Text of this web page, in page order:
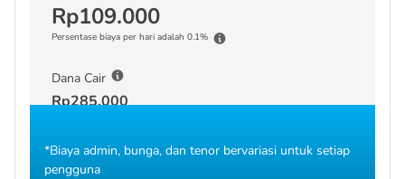
Rp109.000
Persentase biaya per hari adalah 0.1%
Dana Cair
Rp285.000
*Biaya admin, bunga, dan tenor bervariasi untuk setiap
pengguna